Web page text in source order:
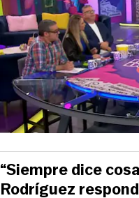
“Siempre dice
Rodríguez